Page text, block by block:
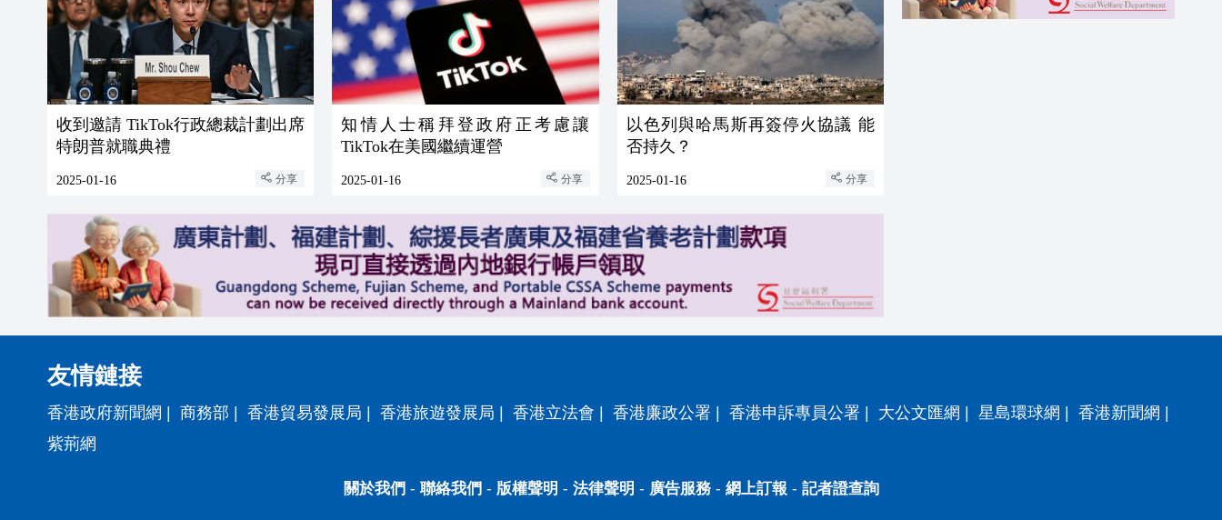
收到邀請 TikTok行政總裁計劃出席
特朗普就職典禮
2025-01-16 分享
知情人士稱拜登政府正考慮讓
TikTok在美國繼續運營
2025-01-16 分享
以色列與哈馬斯再簽停火協議 能
否持久？
2025-01-16 分享
友情鏈接
香港政府新聞網 | 商務部 | 香港貿易發展局 | 香港旅遊發展局 | 香港立法會 | 香港廉政公署 | 香港申訴專員公署 | 大公文匯網 | 星島環球網 | 香港新聞網 |
紫荊網
關於我們 - 聯絡我們 - 版權聲明 - 法律聲明 - 廣告服務- 網上訂報 - 記者證查詢